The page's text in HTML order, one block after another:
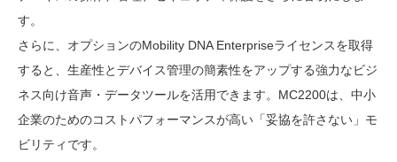
す。
さらに、オプションのMobility DNA Enterpriseライセンスを取得
すると、生産性とデバイス管理の簡素性をアップする強力なビジ
ネス向け音声・データツールを活用できます。MC2200は、中小
企業のためのコストパフォーマンスが高い「妥協を許さない」モ
ビリティです。